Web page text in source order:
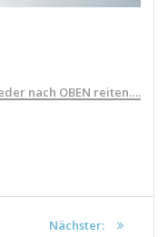
nach OBEN reiten….
Nächster: